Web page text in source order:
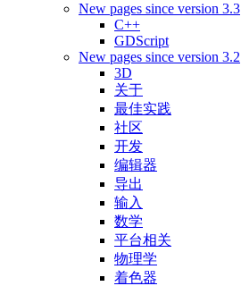
New pages since version 3.3
C++
GDScript
New pages since version 3.2
3D
关于
最佳实践
社区
开发
编辑器
导出
输入
数学
平台相关
物理学
着色器